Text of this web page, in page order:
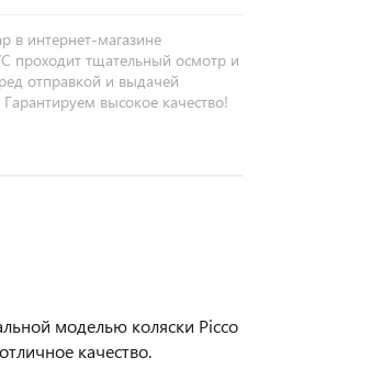
в интернет-магазине
проходит тщательный осмотр и
отправкой и выдачей
высокое качество!
моделью коляски Picco
качество.